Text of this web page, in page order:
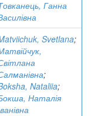
Ганна
Svetlana;
;
Nataliia;
Наталія